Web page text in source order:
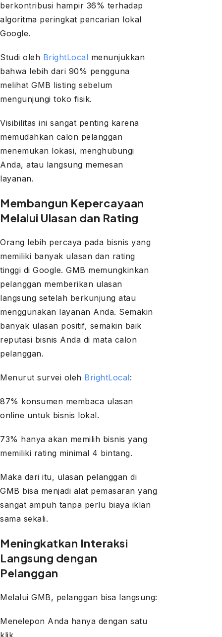
berkontribusi hampir 36% terhadap
algoritma peringkat pencarian lokal
Google.
Studi oleh BrightLocal menunjukkan
bahwa lebih dari 90% pengguna
melihat GMB listing sebelum
mengunjungi toko fisik.
Visibilitas ini sangat penting karena
memudahkan calon pelanggan
menemukan lokasi, menghubungi
Anda, atau langsung memesan
layanan.
Membangun Kepercayaan
Melalui Ulasan dan Rating
Orang lebih percaya pada bisnis yang
memiliki banyak ulasan dan rating
tinggi di Google. GMB memungkinkan
pelanggan memberikan ulasan
langsung setelah berkunjung atau
menggunakan layanan Anda. Semakin
banyak ulasan positif, semakin baik
reputasi bisnis Anda di mata calon
pelanggan.
Menurut survei oleh BrightLocal:
87% konsumen membaca ulasan
online untuk bisnis lokal.
73% hanya akan memilih bisnis yang
memiliki rating minimal 4 bintang.
Maka dari itu, ulasan pelanggan di
GMB bisa menjadi alat pemasaran yang
sangat ampuh tanpa perlu biaya iklan
sama sekali.
Meningkatkan Interaksi
Langsung dengan
Pelanggan
Melalui GMB, pelanggan bisa langsung:
Menelepon Anda hanya dengan satu